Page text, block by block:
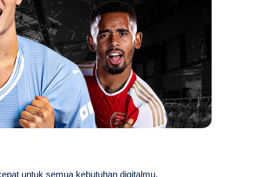
untuk semua kebutuhan digitalmu.